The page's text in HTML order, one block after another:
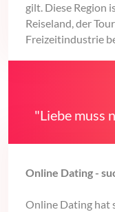
gilt. Diese Region
Reiseland, der
Freizeitindustrie
"Liebe muss
Online Dating -
Online Dating hat